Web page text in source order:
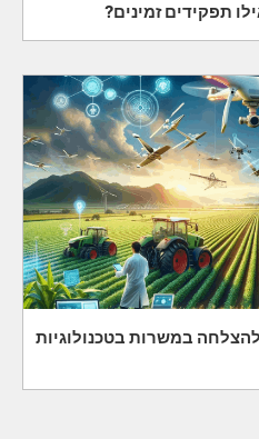
תפקידים זמינים?
במשרות בטכנולוגיות